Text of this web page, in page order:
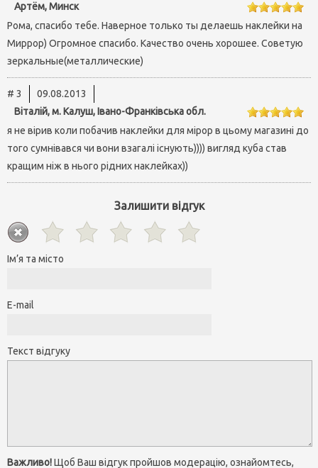
Артём, Минск
Рома, спасибо тебе. Наверное только ты делаешь наклейки на
Миррор) Огромное спасибо. Качество очень хорошее. Советую
зеркальные(металлические)
# 3
09.08.2013
Віталій, м. Калуш, Івано-Франківська обл.
я не вірив коли побачив наклейки для мірор в цьому магазині до
того сумнівався чи вони взагалі існують)))) вигляд куба став
кращим ніж в нього рідних наклейках))
Залишити відгук
Ім’я та місто
E-mail
Текст відгуку
Важливо!Щоб Ваш відгук пройшов модерацію, ознайомтесь,